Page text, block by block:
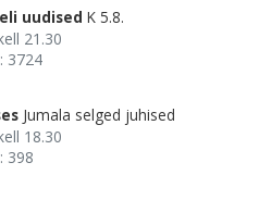
uudised K 5.8.
21.30
3724
Jumala selged juhised
18.30
398